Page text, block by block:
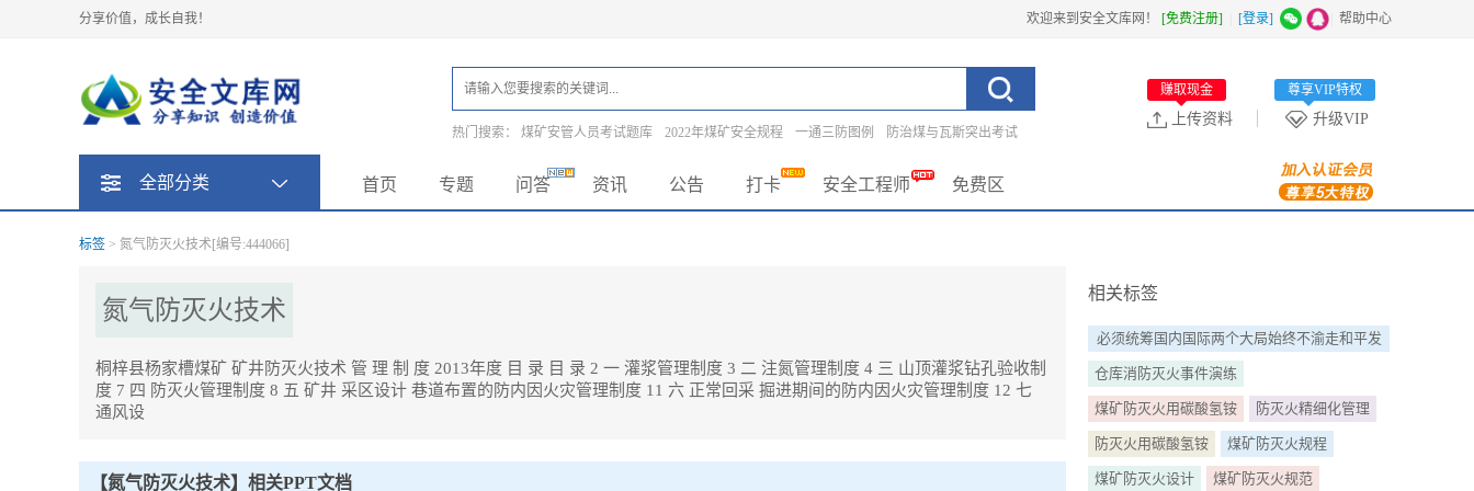
欢迎来到安全文库网！ [免费注册] [登录] 帮助中心
分享价值，成长自我！
热门搜索： 煤矿安管人员考试题库 2022年煤矿安全规程 一通三防图例
防治煤与瓦斯突出考试
升级VIP
尊享VIP特权
上传资料
赚取现金
全部分类 首页 专题 问答 资讯 公告 打卡 安全工程师 免费区
标签 > 氮气防灭火技术[编号:444066]
氮气防灭火技术
桐梓县杨家槽煤矿 矿井防灭火技术 管 理 制 度 2013年度 目 录 目 录 2 一 灌浆管理制度 3 二 注氮管理制度 4 三 山顶灌浆钻孔验收制
度 7 四 防灭火管理制度 8 五 矿井 采区设计 巷道布置的防内因火灾管理制度 11 六 正常回采 掘进期间的防内因火灾管理制度 12 七
通风设
井 采区设计 巷道布置的防内因火灾管理制度 11 。
【氮气防灭火技术】相关PPT文档
相关标签
必须统筹国内国际两个大局始终不渝走和平发
展道路奉行的开放战略
仓库消防灭火事件演练
煤矿防灭火用碳酸氢铵 防灭火精细化管理
防灭火用碳酸氢铵 煤矿防灭火规程
煤矿防灭火设计 煤矿防灭火规范